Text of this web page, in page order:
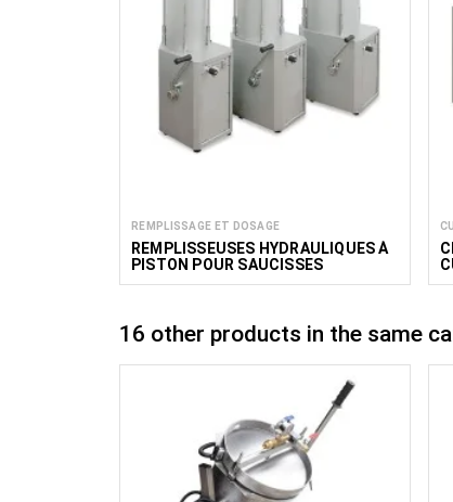
REMPLISSAGE ET DOSAGE
REMPLISSEUSES HYDRAULIQUES À
PISTON POUR SAUCISSES
16 other products in the same